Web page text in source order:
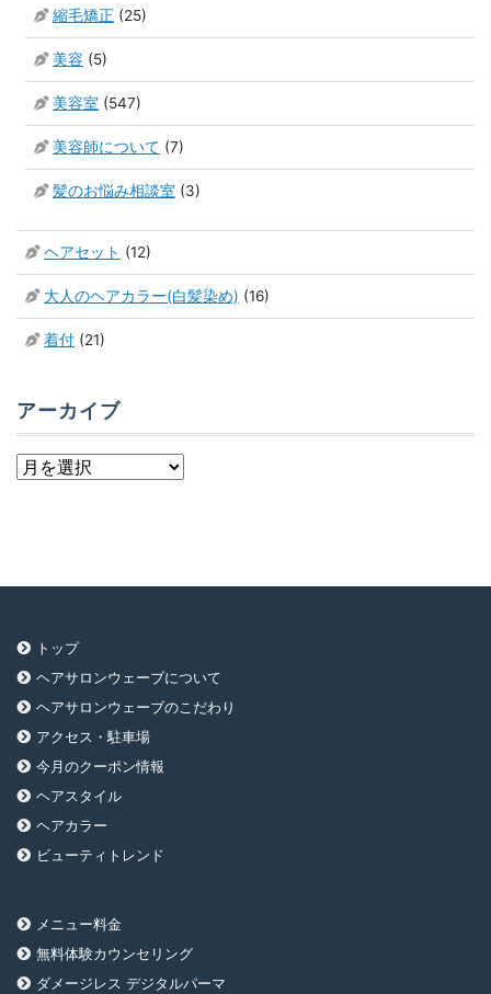
縮毛矯正 (25)
美容 (5)
美容室 (547)
美容師について (7)
髪のお悩み相談室 (3)
ヘアセット (12)
大人のヘアカラー(白髪染め) (16)
着付 (21)
アーカイブ
ア
トップ
ヘアサロンウェーブについて
ヘアサロンウェーブのこだわり
アクセス・駐車場
今月のクーポン情報
ヘアスタイル
ヘアカラー
ビューティトレンド
メニュー料金
無料体験カウンセリング
ダメージレス デジタルパーマ